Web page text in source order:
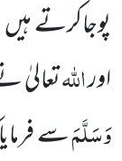
پوجاکرتے
اوراللہتعالیٰ
وَسَلَّمَسے